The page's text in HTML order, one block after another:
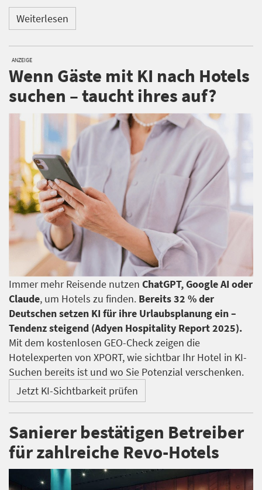
Weiterlesen
ANZEIGE
Wenn Gäste mit KI nach Hotels
suchen – taucht ihres auf?
Immer mehr Reisende nutzen ChatGPT, Google AI oder
Claude, um Hotels zu finden. Bereits 32 % der
Deutschen setzen KI für ihre Urlaubsplanung ein –
Tendenz steigend (Adyen Hospitality Report 2025).
Mit dem kostenlosen GEO-Check zeigen die
Hotelexperten von XPORT, wie sichtbar Ihr Hotel in KI-
Suchen bereits ist und wo Sie Potenzial verschenken.
Jetzt KI-Sichtbarkeit prüfen
Sanierer bestätigen Betreiber
für zahlreiche Revo-Hotels